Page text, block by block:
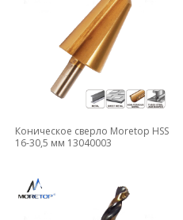
Коническое сверло Moretop HSS
16-30,5 мм 13040003